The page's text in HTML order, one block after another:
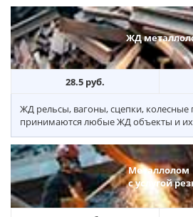
ЖД
28.5 руб.
ЖД рельсы, вагоны, сцепки, колесные
принимаются любые ЖД объекты и
Металлолом
с услугой